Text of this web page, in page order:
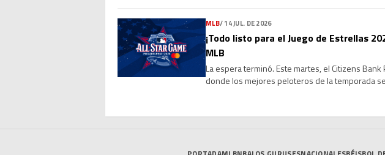
MLB/14 JUL. DE 2026
¡Todo listo para el Juego de Estrellas
MLB
La espera terminó. Este martes, el Citizens
donde los mejores peloteros de la temporada